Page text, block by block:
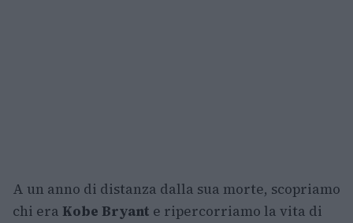
A un anno di distanza dalla sua morte, scopriamo
chi era Kobe Bryant e ripercorriamo la vita di